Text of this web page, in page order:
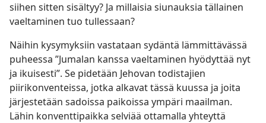
siihen sitten sisältyy? Ja millaisia siunauksia tällainen
vaeltaminen tuo tullessaan?
Näihin kysymyksiin vastataan sydäntä lämmittävässä
puheessa ”Jumalan kanssa vaeltaminen hyödyttää nyt
ja ikuisesti”. Se pidetään Jehovan todistajien
piirikonventeissa, jotka alkavat tässä kuussa ja joita
järjestetään sadoissa paikoissa ympäri maailman.
Lähin konventtipaikka selviää ottamalla yhteyttä